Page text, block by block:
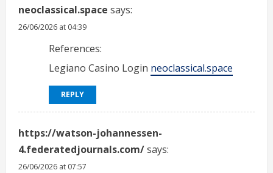
neoclassical.space says:
26/06/2026 at 04:39
References:
Legiano Casino Login neoclassical.space
REPLY
https://watson-johannessen-
4.federatedjournals.com/says:
26/06/2026 at 07:57